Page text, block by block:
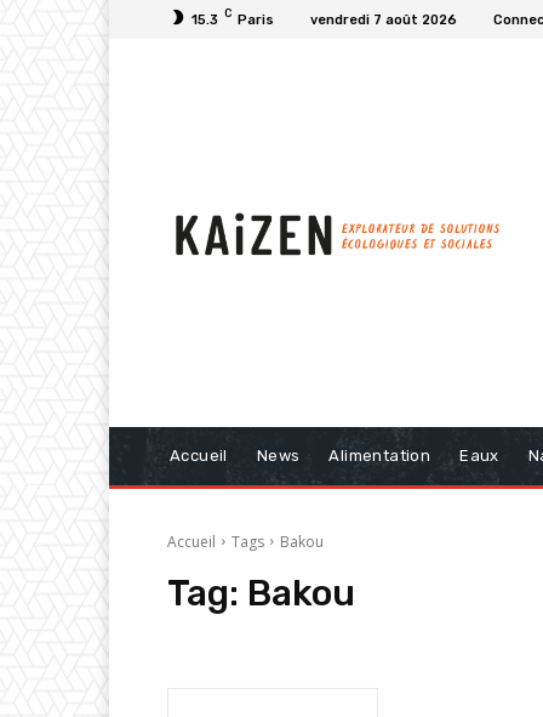
15.3 C Paris vendredi 7 août 2026
Accueil News Alimentation Eaux
Accueil Tags Bakou
Tag: Bakou